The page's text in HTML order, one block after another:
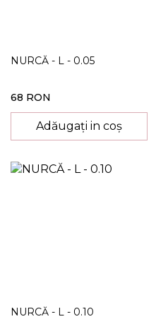
NURCĂ - L - 0.05
68 RON
Adăugați in coș
NURCĂ - L - 0.10